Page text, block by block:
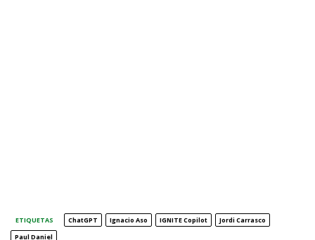
ETIQUETAS ChatGPT Ignacio Aso IGNITE Copilot
Jordi Carrasco
Paul Daniel